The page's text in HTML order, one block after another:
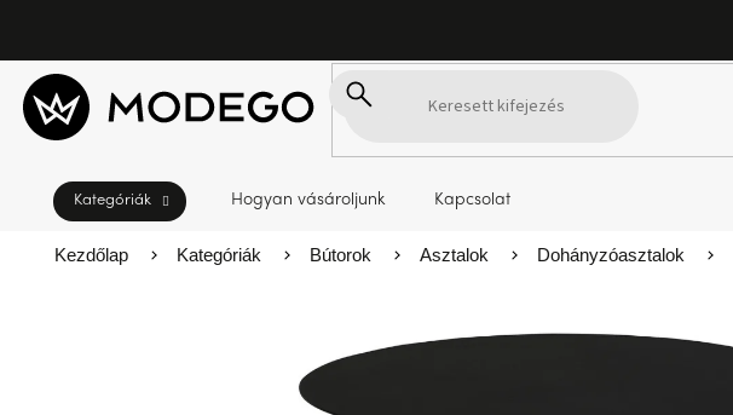
fő
tartalomhoz
Hogyan vásároljunk Kapcsolat
Kezdőlap Kategóriák Bútorok Asztalok Dohányzóasztalok